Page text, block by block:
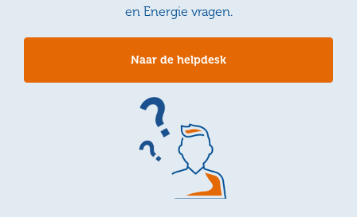
en Energie vragen.
Naar de helpdesk